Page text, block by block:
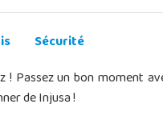
Sécurité
! Passez un bon moment
de Injusa !